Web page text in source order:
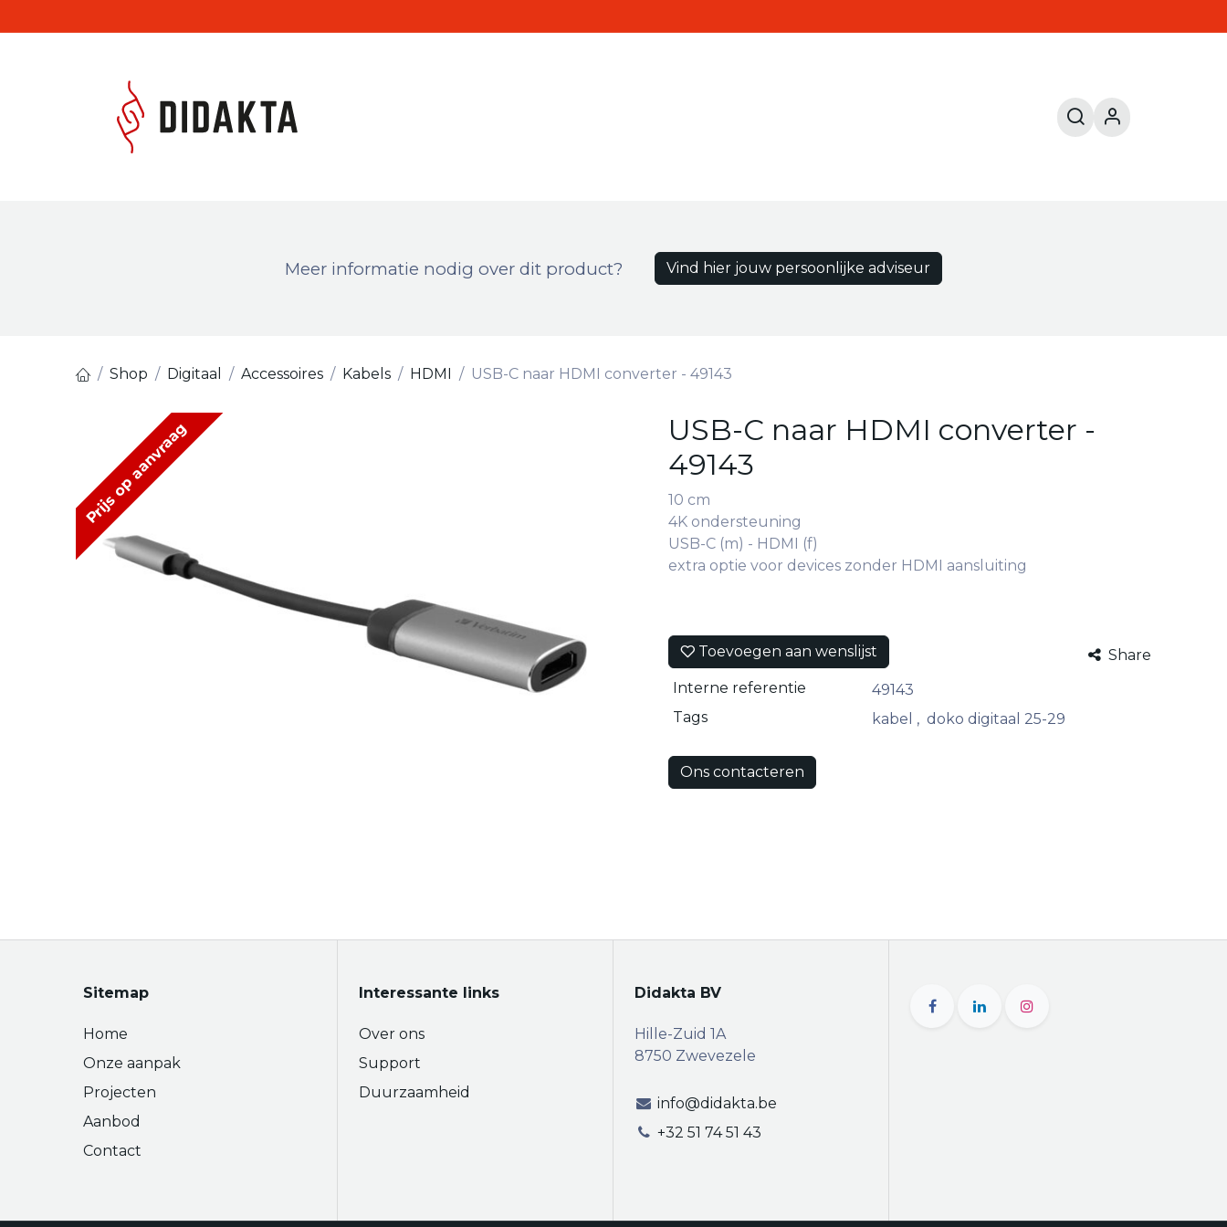
Meer informatie nodig over dit product? Vind hier jouw persoonlijke adviseur
Shop Digitaal Accessoires Kabels HDMI USB-C naar HDMI converter - 49143
Prijs op aanvraag
USB-C naar HDMI converter -
49143
10 cm
4K ondersteuning
USB-C (m) - HDMI (f)
extra optie voor devices zonder HDMI aansluiting
Toevoegen aan wenslijst
Share
Interne referentie
49143
Tags
kabel , doko digitaal 25-29
Ons contacteren
Sitemap
Home
Onze aanpak
Projecten
Aanbod
Contact
Interessante links
Over ons
Support
Duurzaamheid
Didakta BV
Hille-Zuid 1A
8750 Zwevezele
info@didakta.be
+32 51 74 51 43